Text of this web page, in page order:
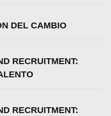
DEL CAMBIO
RECRUITMENT:
RECRUITMENT: